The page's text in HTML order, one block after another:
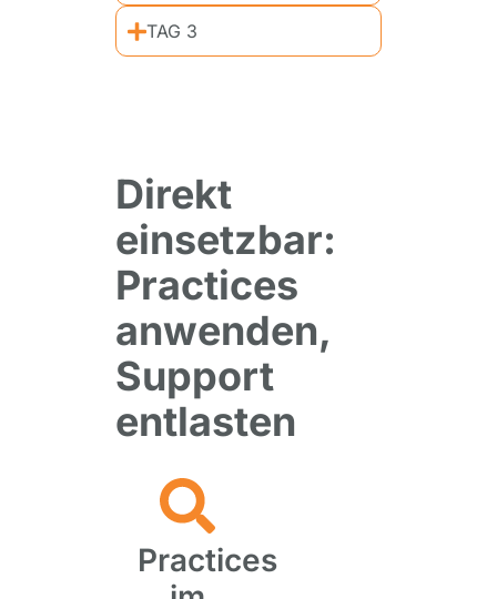
TAG 3
Direkt
einsetzbar:
Practices
anwenden,
Support
entlasten
Practices